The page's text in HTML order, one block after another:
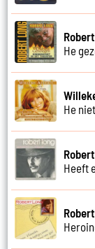
He
He
Heeft